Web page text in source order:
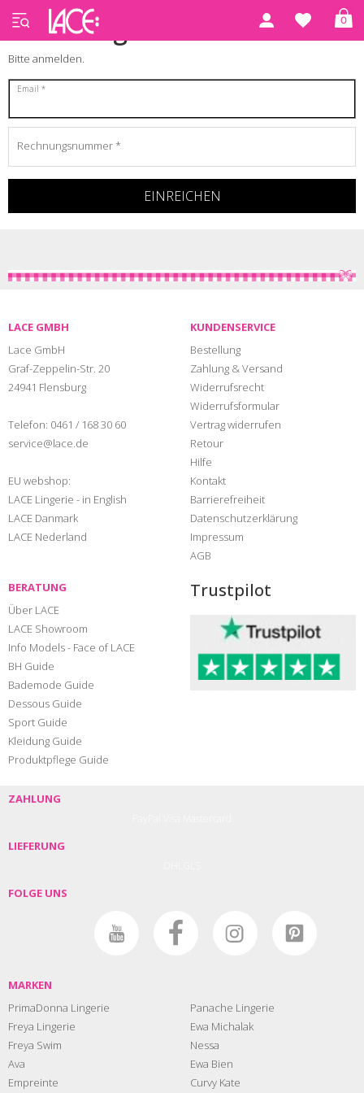
0
Order login
Bitte anmelden.
Email
Rechnungsnummer
LACE GMBH
Lace GmbH
Graf-Zeppelin-Str. 20
24941 Flensburg
Telefon: 0461 / 168 30 60
service@lace.de
EU webshop:
LACE Lingerie - in English
LACE Danmark
LACE Nederland
KUNDENSERVICE
Bestellung
Zahlung & Versand
Widerrufsrecht
Widerrufsformular
Vertrag widerrufen
Retour
Hilfe
Kontakt
Barrierefreiheit
Datenschutzerklärung
Impressum
AGB
BERATUNG
Über LACE
LACE Showroom
Info Models - Face of LACE
BH Guide
Bademode Guide
Dessous Guide
Sport Guide
Kleidung Guide
Produktpflege Guide
Trustpilot
ZAHLUNG
LIEFERUNG
FOLGE UNS
MARKEN
PrimaDonna Lingerie
Freya Lingerie
Freya Swim
Ava
Empreinte
Panache Lingerie
Ewa Michalak
Nessa
Ewa Bien
Curvy Kate